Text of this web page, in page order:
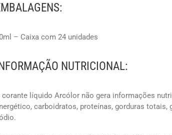
– Caixa com 24 unidades
NUTRICIONAL:
corante líquido Arcólor não gera informações
carboidratos, proteínas, gorduras totais,